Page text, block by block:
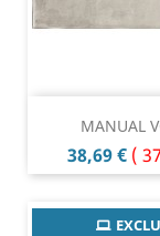
MANUAL
Prix
38,69 € (